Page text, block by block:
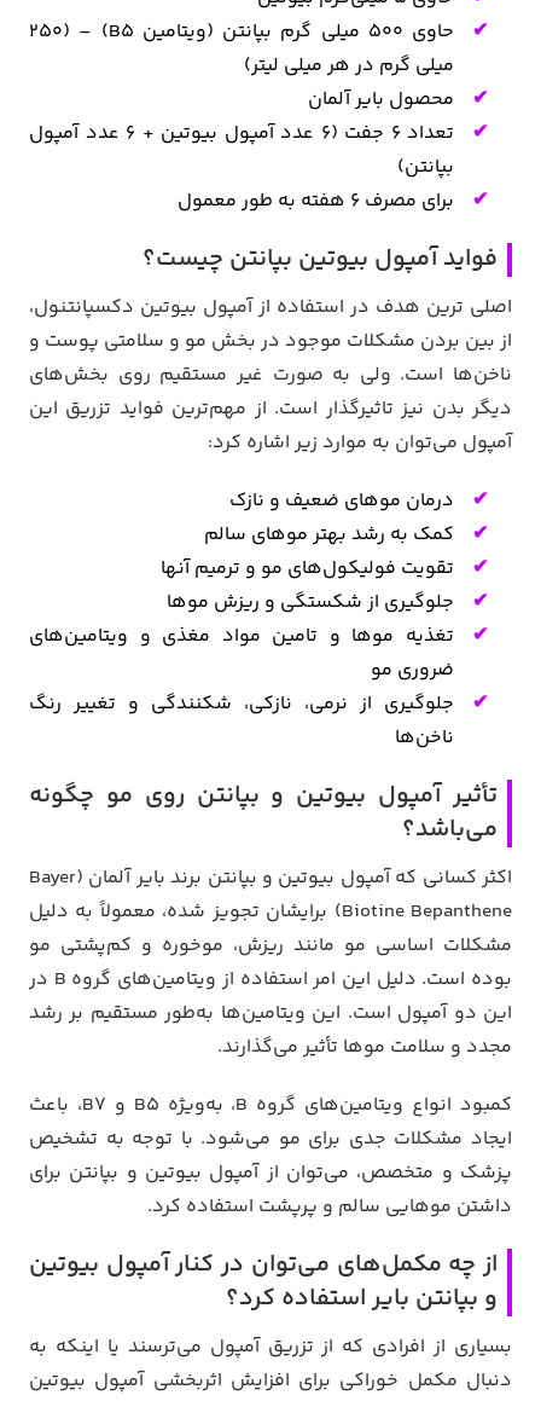
حاوی ۵۰۰ میلی گرم بپانتن (ویتامین B5) – (۲۵۰
میلی گرم در هر میلی لیتر)
محصول بایر آلمان
تعداد 6 جفت (۶ عدد آمپول بیوتین + ۶ عدد آمپول
بپانتن)
برای مصرف ۶ هفته به طور معمول
فواید آمپول بیوتین بپانتن چیست؟
اصلی ترین هدف در استفاده از آمپول بیوتین دکسپانتنول،
از بین بردن مشکلات موجود در بخش مو و سلامتی پوست و
ناخن‌ها است. ولی به صورت غیر مستقیم روی بخش‌های
دیگر بدن نیز تاثیرگذار است. از مهم‌ترین فواید تزریق این
آمپول می‌توان به موارد زیر اشاره کرد:
درمان موهای ضعیف و نازک
کمک به رشد بهتر موهای سالم
تقویت فولیکول‌های مو و ترمیم آنها
جلوگیری از شکستگی و ریزش موها
تغذیه موها و تامین مواد مغذی و ویتامین‌های
ضروری مو
جلوگیری از نرمی، نازکی، شکنندگی و تغییر رنگ
ناخن‌ها
تأثیر آمپول بیوتین و بپانتن روی مو چگونه
می‌باشد؟
اکثر کسانی که آمپول بیوتین و بپانتن برند بایر آلمان (Bayer
Biotine Bepanthene) برایشان تجویز شده، معمولاً به دلیل
مشکلات اساسی مو مانند ریزش، موخوره و کم‌پشتی مو
بوده است. دلیل این امر استفاده از ویتامین‌های گروه B در
این دو آمپول است. این ویتامین‌ها به‌طور مستقیم بر رشد
مجدد و سلامت موها تأثیر می‌گذارند.
کمبود انواع ویتامین‌های گروه B، به‌ویژه B5 و B7، باعث
ایجاد مشکلات جدی برای مو می‌شود. با توجه به تشخیص
پزشک و متخصص، می‌توان از آمپول بیوتین و بپانتن برای
داشتن موهایی سالم و پرپشت استفاده کرد.
از چه مکمل‌های می‌توان در کنار آمپول بیوتین
و بپانتن بایر استفاده کرد؟
بسیاری از افرادی که از تزریق آمپول می‌ترسند یا اینکه به
دنبال مکمل خوراکی برای افزایش اثربخشی آمپول بیوتین